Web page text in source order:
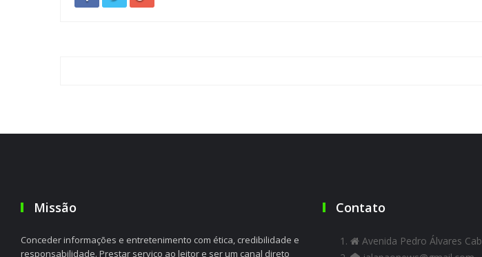
Missão
Conceder informações e entretenimento com ética, credibilidade e
responsabilidade. Prestar serviço ao leitor e ser um canal direto
Contato
Avenida Pedro Álvares